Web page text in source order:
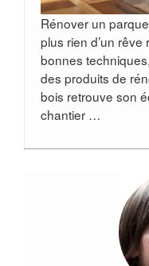
Rénover un
plus rien d’un
bonnes
des produits de
bois retrouve son
chantier …